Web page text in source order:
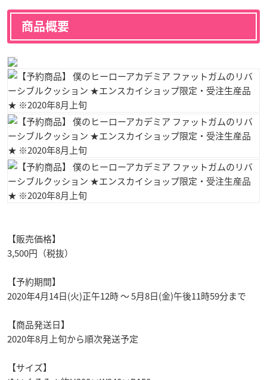
商品概要
【販売価格】
3,500円（税抜）
【予約期間】
2020年4月14日(火)正午12時 ～ 5月8日(金)午後11時59分まで
【商品発送日】
2020年8月上旬から順次発送予定
【サイズ】